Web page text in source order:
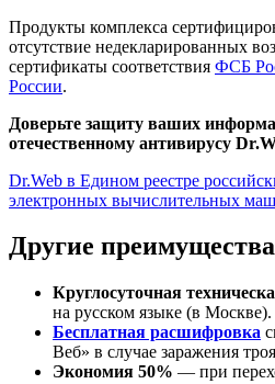
Продукты комплекcа
отсутствие недекларированных
сертификаты соответствия ФСБ
России.
Доверьте защиту ваших
отечественному антивирусу
Dr.Web в Едином реестре
электронных вычислительных
Другие преимущества
Круглосуточная
на русском языке (в Москве).
Бесплатная расшифровка
Веб» в случае заражения
Экономия 50% — при